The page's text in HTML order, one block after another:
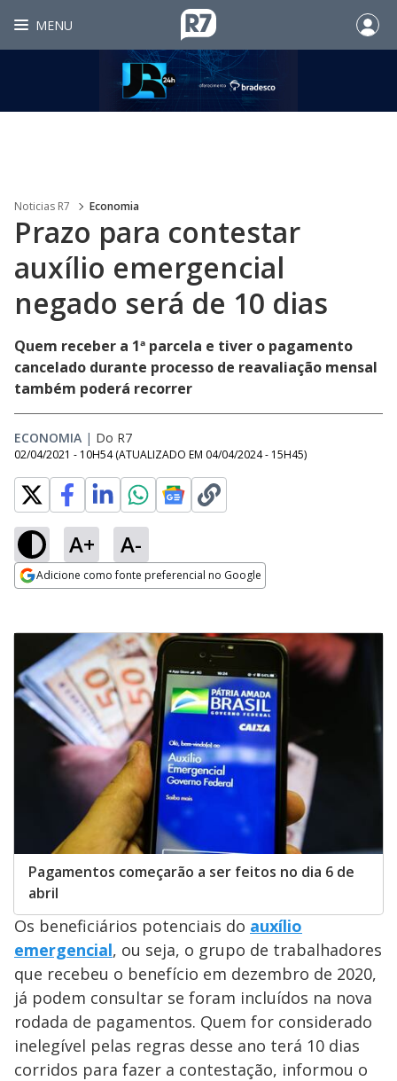
MENU
Noticias R7 Economia
Prazo para contestar
auxílio emergencial
negado será de 10 dias
Quem receber a 1ª parcela e tiver o pagamento
cancelado durante processo de reavaliação mensal
também poderá recorrer
ECONOMIA | Do R7
02/04/2021 - 10H54 (ATUALIZADO EM 04/04/2024 - 15H45)
A+ A-
Adicione como fonte preferencial no Google
Pagamentos começarão a ser feitos no dia 6 de
abril
Os beneficiários potenciais do auxílio
emergencial, ou seja, o grupo de trabalhadores
que recebeu o benefício em dezembro de 2020,
já podem consultar se foram incluídos na nova
rodada de pagamentos. Quem for considerado
inelegível pelas regras desse ano terá 10 dias
corridos para fazer a contestação, informou o